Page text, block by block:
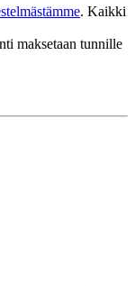
. Kaikki
maksetaan tunnille